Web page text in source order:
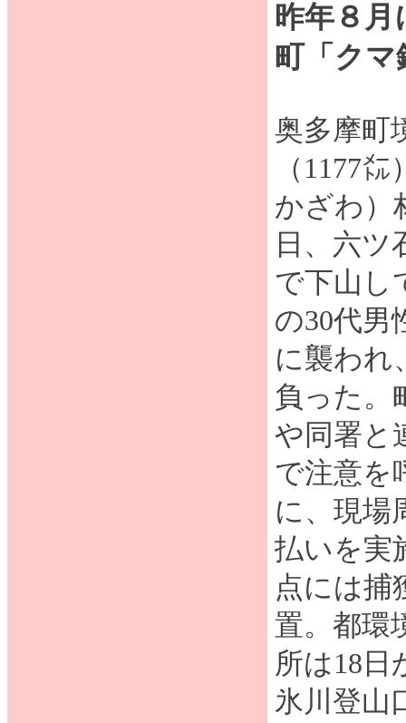
昨年８月
町「ク
奥多摩町
（1177
かざわ）
日、六ツ
で下山し
の30代男
に襲われ
負った。
や同署と
で注意を
に、現場
払いを実
点には捕
置。都環
所は18日
氷川登山